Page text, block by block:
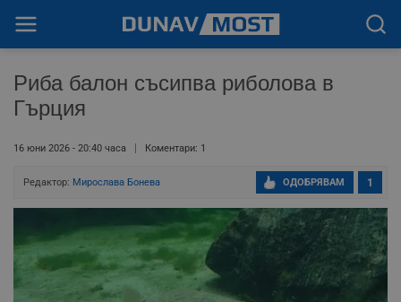
Риба балон съсипва риболова в
Гърция
16 юни 2026 - 20:40 часа Коментари: 1
Редактор: Мирослава Бонева 1
ОДОБРЯВАМ